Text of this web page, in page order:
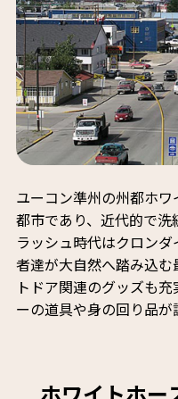
ユーコン準州の州都ホ
都市であり、近代的で洗
ラッシュ時代はクロン
者達が大自然へ踏み込む
トドア関連のグッズも
ーの道具や身の回り品が